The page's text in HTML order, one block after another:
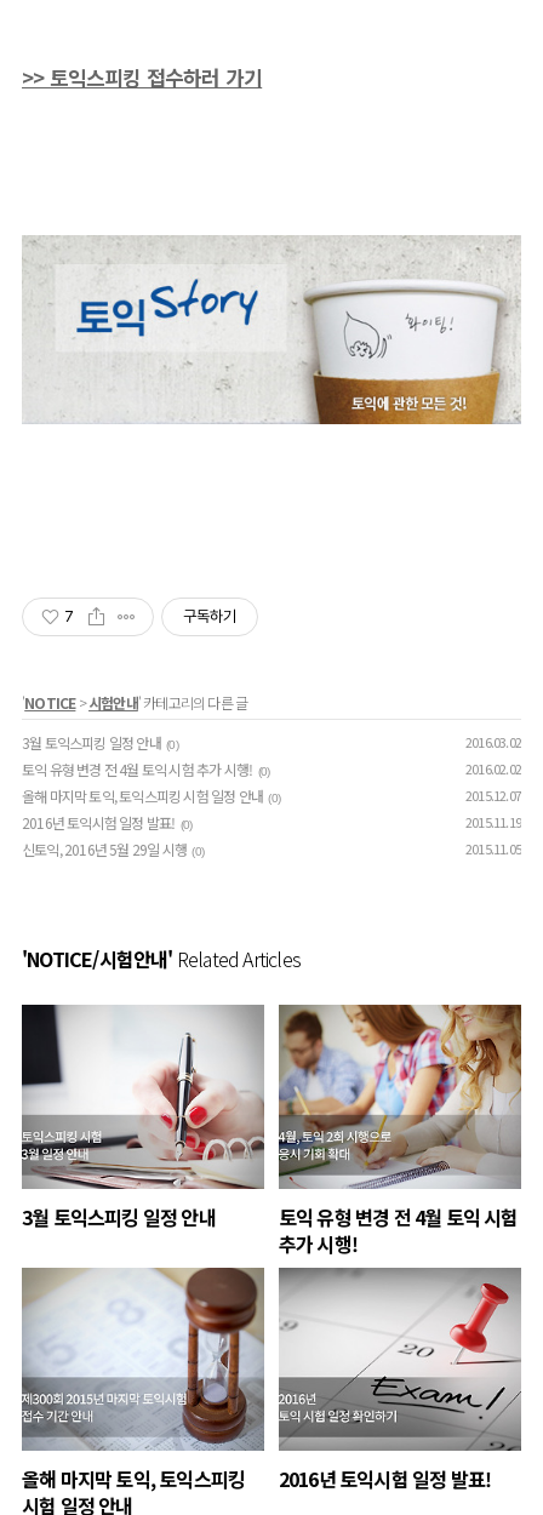
>> 토익스피킹 접수하러 가기
7 구독하기
'NOTICE>시험안내' 카테고리의 다른 글
3월 토익스피킹 일정 안내 (0) 2016.03.02
토익 유형 변경 전 4월 토익 시험 추가 시행! (0) 2016.02.02
올해 마지막 토익, 토익스피킹 시험 일정 안내 (0) 2015.12.07
2016년 토익시험 일정 발표! (0) 2015.11.19
신토익, 2016년 5월 29일 시행 (0) 2015.11.05
'NOTICE/시험안내' Related Articles
3월 토익스피킹 일정 안내
토익 유형 변경 전 4월 토익 시험
추가 시행!
올해 마지막 토익, 토익스피킹
시험 일정 안내
2016년 토익시험 일정 발표!